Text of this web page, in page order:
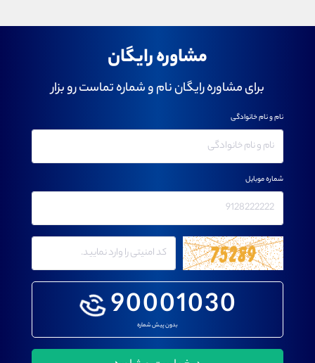
مشاوره رایگان
برای مشاوره رایگان نام و شماره تماست رو بزار
90001030
بدون پیش شماره
نام و نام خانوادگی
شماره موبایل